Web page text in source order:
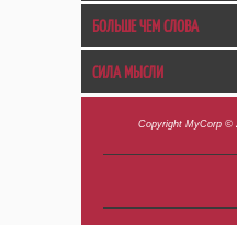
БОЛЬШЕ ЧЕМ СЛОВА
СИЛА МЫСЛИ
Copyright MyCorp ©